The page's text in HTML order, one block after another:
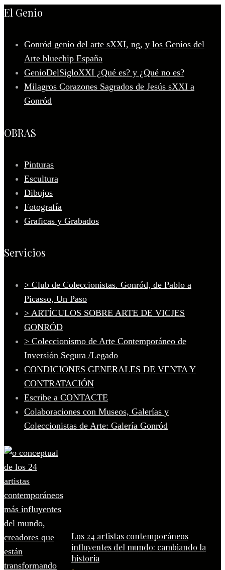
El Genio
Gonród genio del arte sXXI, ng, y los Genios del
Arte bluechip España
GenioDelSigloXXI ¿Qué es? y ¿Qué no es?
Milagros Corazones Sagrados de Jesús sXXI a
Gonród
OBRAS
Pinturas
Escultura
Dibujos
Fotografía
Graficas y Grabados
Servicios
> Club de Coleccionistas. Gonród, de Pablo a
Picasso, Un Paso
> ARTÍCULOS SOBRE ARTE DE VICJES
GONRÓD
> Coleccionismo de Arte Contemporáneo de
Inversión Segura /Legado
CONDICIONES GENERALES DE VENTA Y
CONTRATACIÓN
Escribe a CONTACTE
Colaboraciones con Museos, Galerías y
Coleccionistas de Arte: Galería Gonród
Los 24 artistas contemporáneos
influyentes del mundo: cambiando la
historia